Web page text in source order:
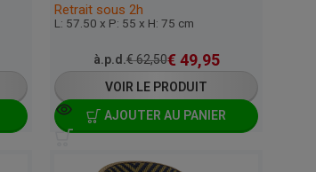
Retrait sous 2h
L: 57.50 x P: 55 x H: 75 cm
à.p.d.€62,50€ 49,95
VOIR LE PRODUIT
AJOUTER AU PANIER